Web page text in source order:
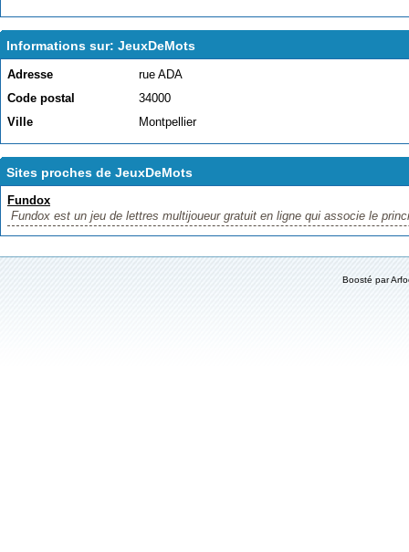
Informations sur: JeuxDeMots
Adresse
rue ADA
Code postal
34000
Ville
Montpellier
Sites proches de JeuxDeMots
Fundox
Fundox est un jeu de lettres multijoueur gratuit en ligne qui associe le
Boosté par